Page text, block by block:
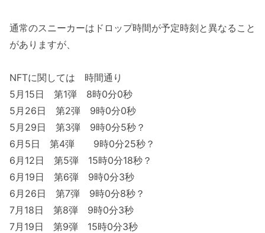
通常のスニーカーはドロップ時間が予定時刻と異なること
がありますが、
NFTに関しては 時間通り
5月15日 第1弾 8時0分0秒
5月26日 第2弾 9時0分0秒
5月29日 第3弾 9時0分5秒？
6月5日 第4弾 9時0分25秒？
6月12日 第5弾 15時0分18秒？
6月19日 第6弾 9時0分3秒
6月26日 第7弾 9時0分8秒？
7月18日 第8弾 9時0分3秒
7月19日 第9弾 15時0分3秒